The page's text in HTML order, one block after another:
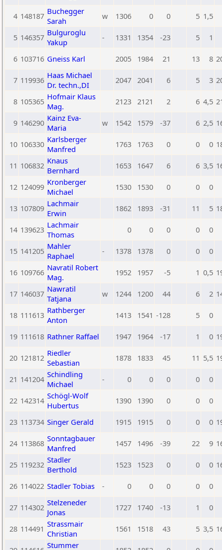
4 148187 Buchegger
Sarah
w 1306 0 0 5 1,5
5 146357 Bulguroglu
Yakup
- 1331 1354 -23 5 1
6 103716 Gneiss Karl 2005 1984 21 13 8
7 119936 Haas Michael
Dr. techn.,DI
2047 2041 6 5 3
8 105365 Hofmair Klaus
Mag.
2123 2121 2 6 4,5
9 146290 Kainz Eva-
Maria
w 1542 1579 -37 6 2,5
10 106330 Karlsberger
Manfred
1763 1763 0 0 0
11 106832 Knaus
Bernhard
1653 1647 6 6 3,5
12 124099 Kronberger
Michael
1530 1530 0 0 0
13 107809 Lachmair
Erwin
1862 1893 -31 11 5
14 139623 Lachmair
Thomas
0 0 0 0 0
15 141205 Mahler
Raphael
- 1378 1378 0 0 0
16 109766 Navratil Robert
Mag.
1952 1957 -5 1 0,5
17 146037 Nawratil
Tatjana
w 1244 1200 44 6 2
18 111613 Rathberger
Anton
1413 1541 -128 5 0
19 111618 Rathner Raffael 1947 1964 -17 1 0
20 121812 Riedler
Sebastian
1878 1833 45 11 5,5
21 141204 Schindling
Michael
- 0 0 0 0 0
22 142314 Schögl-Wolf
Hubertus
1390 1390 0 0 0
23 113734 Singer Gerald 1915 1915 0 0 0
24 113868 Sonntagbauer
Manfred
1457 1496 -39 22 9
25 119232 Stadler
Berthold
1523 1523 0 0 0
26 114022 Stadler Tobias - 0 0 0 0 0
27 114302 Stelzeneder
Jonas
1727 1740 -13 1 0
28 114491 Strassmair
Christian
1561 1518 43 5 3,5
Stummer